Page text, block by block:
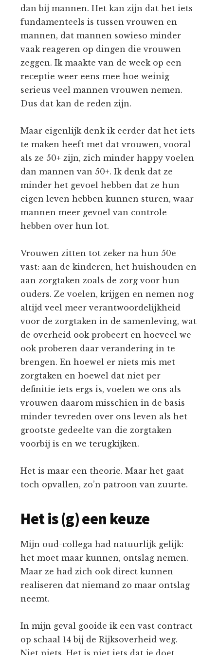
dan bij mannen. Het kan zijn dat het iets
fundamenteels is tussen vrouwen en
mannen, dat mannen sowieso minder
vaak reageren op dingen die vrouwen
zeggen. Ik maakte van de week op een
receptie weer eens mee hoe weinig
serieus veel mannen vrouwen nemen.
Dus dat kan de reden zijn.
Maar eigenlijk denk ik eerder dat het iets
te maken heeft met dat vrouwen, vooral
als ze 50+ zijn, zich minder happy voelen
dan mannen van 50+. Ik denk dat ze
minder het gevoel hebben dat ze hun
eigen leven hebben kunnen sturen, waar
mannen meer gevoel van controle
hebben over hun lot.
Vrouwen zitten tot zeker na hun 50e
vast: aan de kinderen, het huishouden en
aan zorgtaken zoals de zorg voor hun
ouders. Ze voelen, krijgen en nemen nog
altijd veel meer verantwoordelijkheid
voor de zorgtaken in de samenleving, wat
de overheid ook probeert en hoeveel we
ook proberen daar verandering in te
brengen. En hoewel er niets mis met
zorgtaken en hoewel dat niet per
definitie iets ergs is, voelen we ons als
vrouwen daarom misschien in de basis
minder tevreden over ons leven als het
grootste gedeelte van die zorgtaken
voorbij is en we terugkijken.
Het is maar een theorie. Maar het gaat
toch opvallen, zo’n patroon van zuurte.
Het is (g) een keuze
Mijn oud-collega had natuurlijk gelijk:
het moet maar kunnen, ontslag nemen.
Maar ze had zich ook direct kunnen
realiseren dat niemand zo maar ontslag
neemt.
In mijn geval gooide ik een vast contract
op schaal 14 bij de Rijksoverheid weg.
Niet niets. Het is niet iets dat je doet